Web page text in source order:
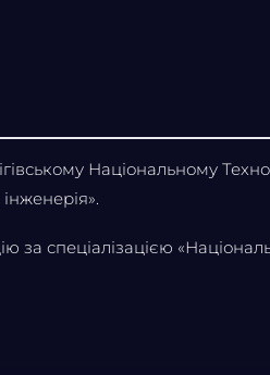
Національному
за спеціалізацією